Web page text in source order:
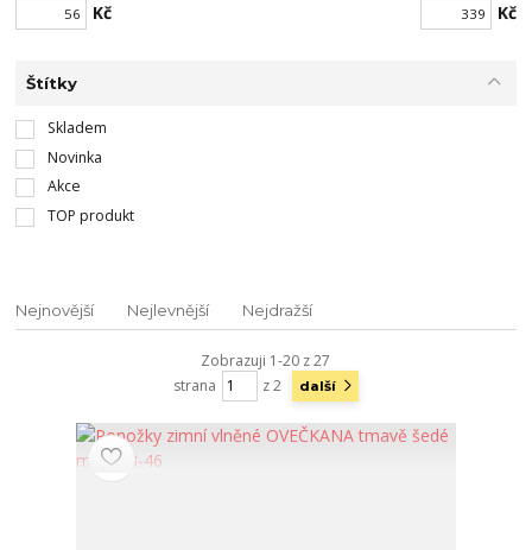
Kč Kč
Štítky
Skladem
Novinka
Akce
TOP produkt
Nejnovější Nejlevnější Nejdražší
Zobrazuji 1-20 z 27
strana
z 2 další